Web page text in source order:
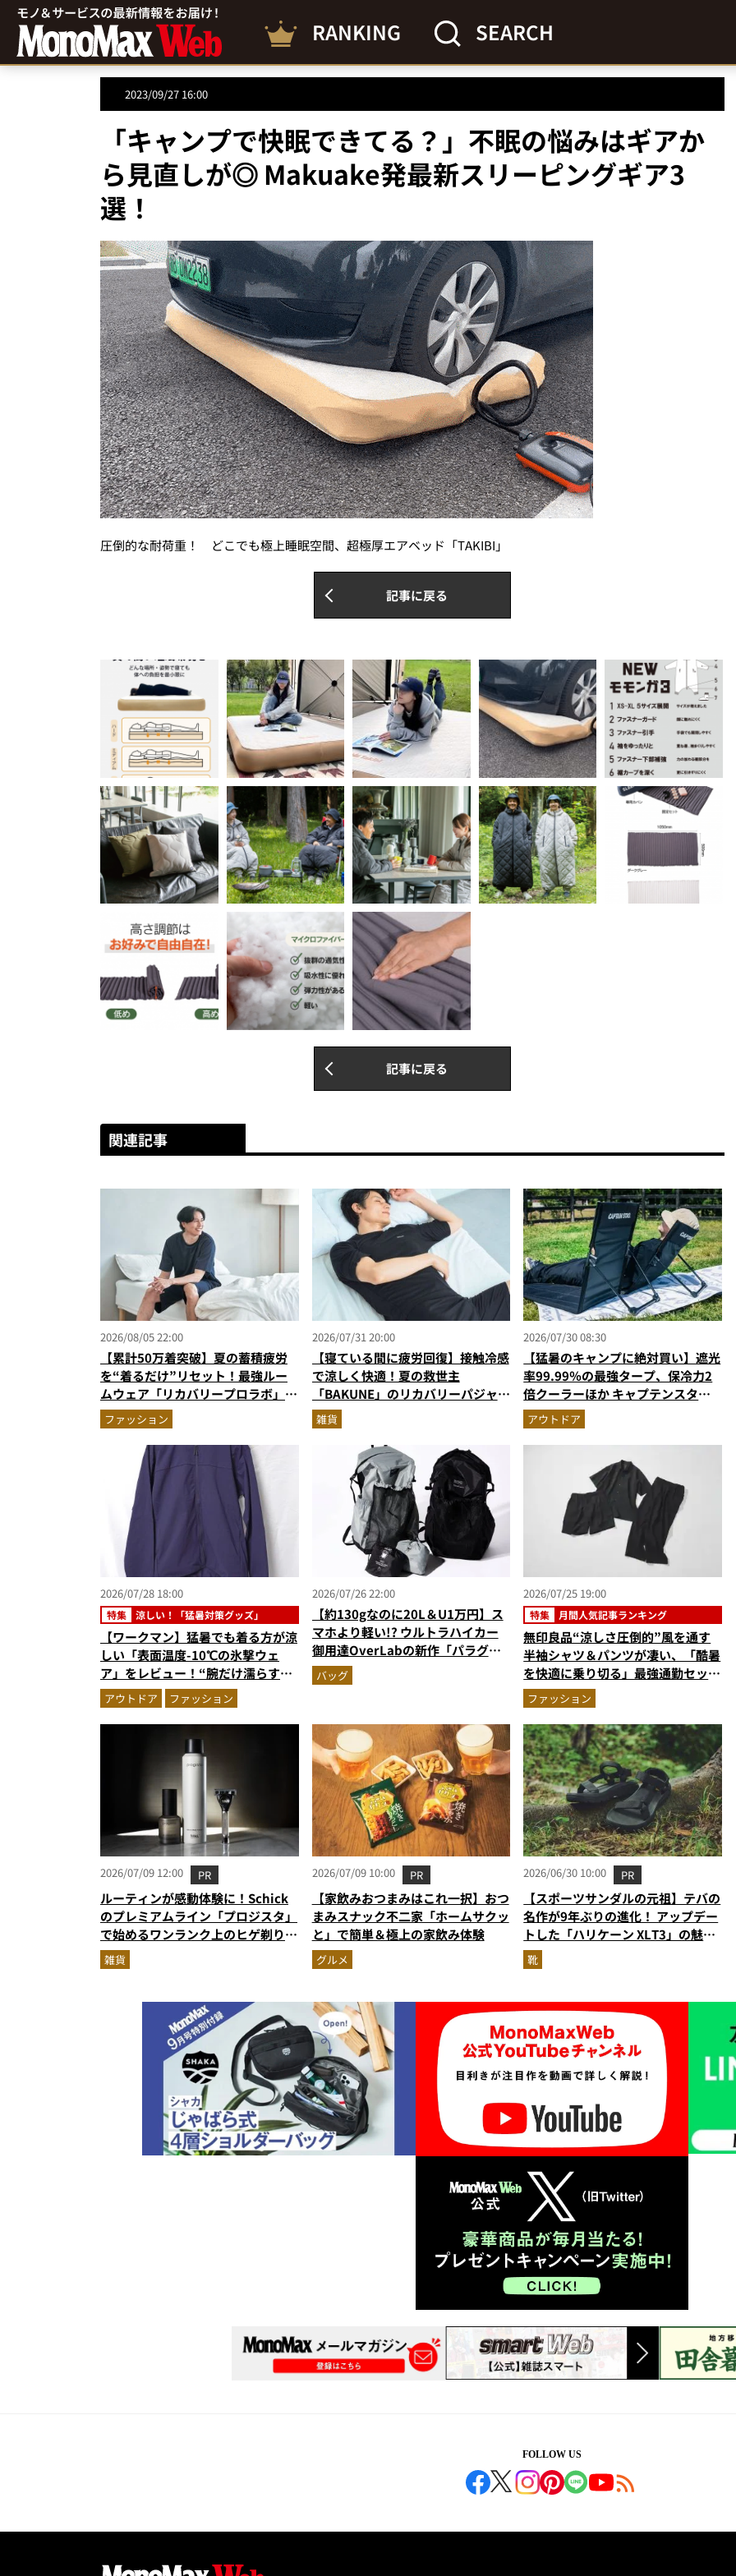
RANKING SEARCH
2023/09/27 16:00
「キャンプで快眠できてる？」不眠の悩みはギアか
ら見直しが◎ Makuake発最新スリーピングギア3
選！
圧倒的な耐荷重！ どこでも極上睡眠空間、超極厚エアベッド「TAKIBI」
記事に戻る
記事に戻る
関連記事
2026/08/05 22:00
【累計50万着突破】夏の蓄積疲労
を“着るだけ”リセット！最強ルー
ムウェア「リカバリープロラボ」に
新色登場
ファッション
2026/07/31 20:00
【寝ている間に疲労回復】接触冷感
で涼しく快適！夏の救世主
「BAKUNE」のリカバリーパジャマ
が優秀すぎる
雑貨
2026/07/30 08:30
【猛暑のキャンプに絶対買い】遮光
率99.99％の最強タープ、保冷力2
倍クーラーほか キャプテンスタッ
グの快適ギア6選を徹底解説
アウトドア
2026/07/28 18:00
特集 涼しい！「猛暑対策グッズ」
【ワークマン】猛暑でも着る方が涼
しい「表面温度-10℃の氷撃ウェ
ア」をレビュー！“腕だけ濡らすの
が正解”の気化冷却機能が凄い
アウトドア ファッション
2026/07/26 22:00
【約130gなのに20L＆U1万円】ス
マホより軽い!? ウルトラハイカー
御用達OverLabの新作「パラグラ
イダー素材バックパック」に大注目
バッグ
2026/07/25 19:00
特集 月間人気記事ランキング
無印良品“涼しさ圧倒的”風を通す
半袖シャツ＆パンツが凄い、「酷暑
を快適に乗り切る」最強通勤セット
アップ…ほか【涼感ウェアの人気記
事ランキングベスト3】（2026年6
月版）
ファッション
2026/07/09 12:00 PR
ルーティンが感動体験に！Schick
のプレミアムライン「プロジスタ」
で始めるワンランク上のヒゲ剃り習
慣
雑貨
2026/07/09 10:00 PR
【家飲みおつまみはこれ一択】おつ
まみスナック不二家「ホームサクッ
と」で簡単＆極上の家飲み体験
グルメ
2026/06/30 10:00 PR
【スポーツサンダルの元祖】テバの
名作が9年ぶりの進化！ アップデー
トした「ハリケーン XLT3」の魅力
を識者があらゆる角度から徹底解
説！
靴
FOLLOW US